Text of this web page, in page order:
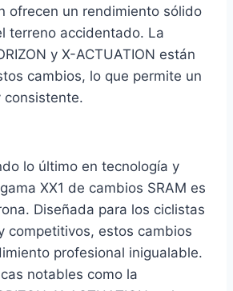
ofrecen un rendimiento sólido
terreno accidentado. La
y X-ACTUATION están
cambios, lo que permite un
consistente.
lo último en tecnología y
XX1 de cambios SRAM es
Diseñada para los ciclistas
competitivos, estos cambios
profesional inigualable.
notables como la